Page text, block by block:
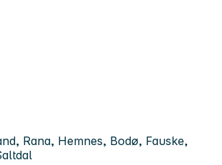
Rana, Hemnes, Bodø, Fauske,